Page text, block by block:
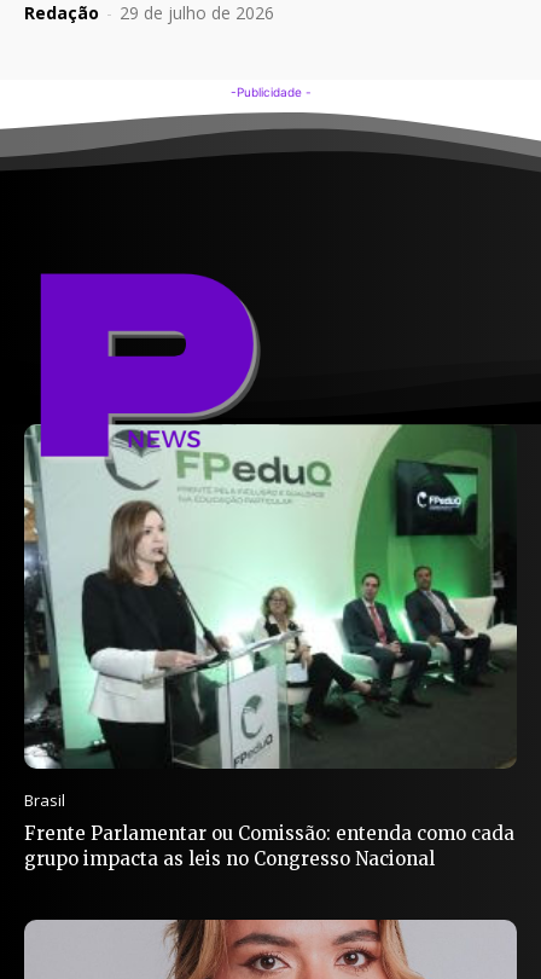
Redação - 29 de julho de 2026
-Publicidade -
Brasil
Frente Parlamentar ou Comissão: entenda como cada
grupo impacta as leis no Congresso Nacional